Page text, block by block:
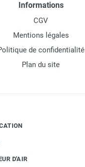
Informations
CGV
Mentions légales
de confidentialité
Plan du site
D'AIR